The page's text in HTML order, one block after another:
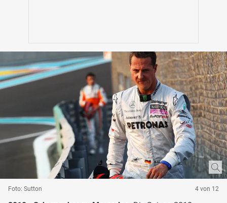
Foto: Sutton 4 von 12